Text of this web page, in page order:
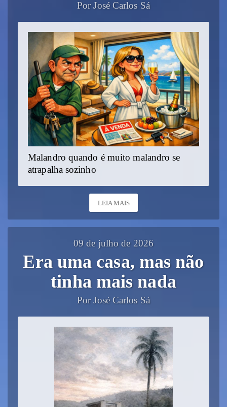
Por José Carlos Sá
Malandro quando é muito malandro se
atrapalha sozinho
LEIA MAIS
09 de julho de 2026
Era uma casa, mas não
tinha mais nada
Por José Carlos Sá